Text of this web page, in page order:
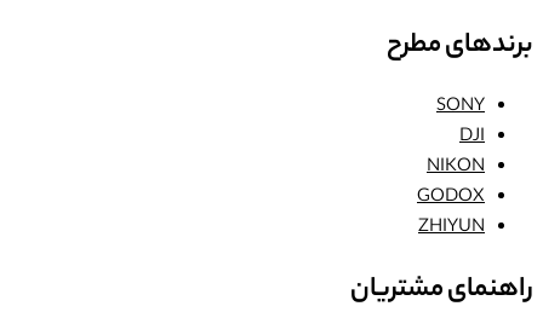
برندهای مطرح
SONY
DJI
NIKON
GODOX
ZHIYUN
راهنمای مشتریان